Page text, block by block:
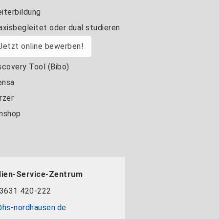
oder dual studieren
online bewerben!
Tool (Bibo)
Service-Zentrum
420-222
nordhausen.de